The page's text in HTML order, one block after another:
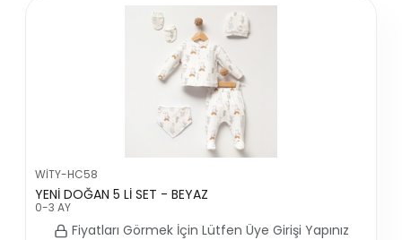
WİTY-HC58
YENİ DOĞAN 5 Lİ SET - BEYAZ
0-3 AY
Fiyatları Görmek İçin Lütfen Üye Girişi Yapınız